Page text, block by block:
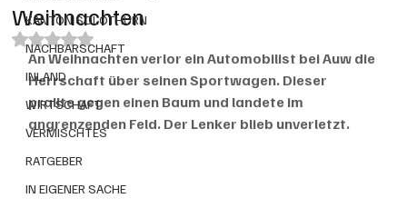
KANTON SOLOTHURN
NACHBARSCHAFT
INLAND
WIRTSCHAFT
VERMISCHTES
RATGEBER
IN EIGENER SACHE
Weihnachten
Mit NaN von 5 Sternen bewertet.
An Weihnachten verlor ein Automobilist bei Auw die
Herrschaft über seinen Sportwagen. Dieser
prallte gegen einen Baum und landete im
angrenzenden Feld. Der Lenker blieb unverletzt.